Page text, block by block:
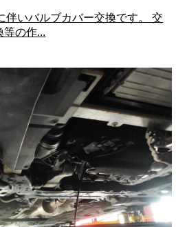
いバルブカバー交換です。 交
の作...